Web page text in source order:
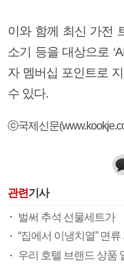
이와 함께 최신 가전
소기 등을 대상으로
자 멤버십 포인트로
수 있다.
ⓒ국제신문
관련기사
벌써 추석 선물세트가
“집에서 이냉치열” 면
우리 호텔 브랜드 상품